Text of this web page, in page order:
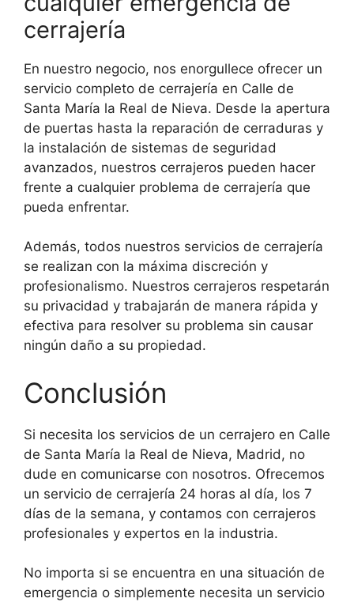
cerrajería
En nuestro negocio, nos enorgullece ofrecer un
servicio completo de cerrajería en Calle de
Santa María la Real de Nieva. Desde la apertura
de puertas hasta la reparación de cerraduras y
la instalación de sistemas de seguridad
avanzados, nuestros cerrajeros pueden hacer
frente a cualquier problema de cerrajería que
pueda enfrentar.
Además, todos nuestros servicios de cerrajería
se realizan con la máxima discreción y
profesionalismo. Nuestros cerrajeros respetarán
su privacidad y trabajarán de manera rápida y
efectiva para resolver su problema sin causar
ningún daño a su propiedad.
Conclusión
Si necesita los servicios de un cerrajero en Calle
de Santa María la Real de Nieva, Madrid, no
dude en comunicarse con nosotros. Ofrecemos
un servicio de cerrajería 24 horas al día, los 7
días de la semana, y contamos con cerrajeros
profesionales y expertos en la industria.
No importa si se encuentra en una situación de
emergencia o simplemente necesita un servicio